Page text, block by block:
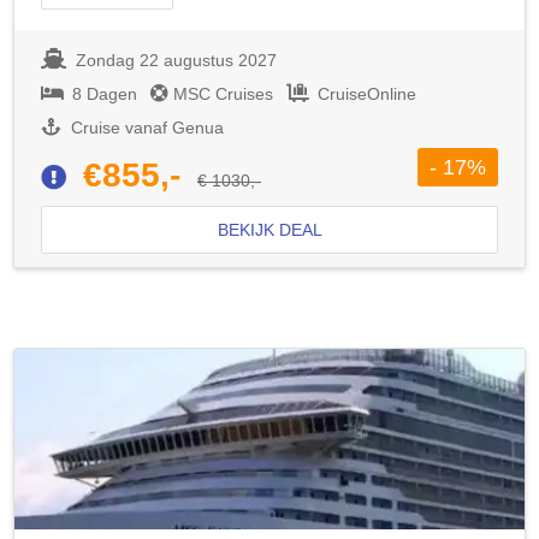
Zondag 22 augustus 2027
8 Dagen
MSC Cruises
CruiseOnline
Cruise vanaf Genua
€855,- € 1030,-
- 17%
BEKIJK DEAL